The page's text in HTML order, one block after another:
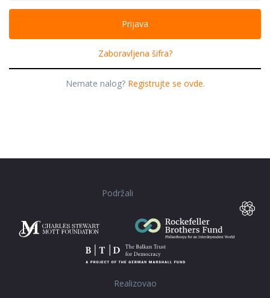
Zaboravljena šifra?
Nemate nalog? Registrujte se ovde.
Podržali
Realizovao